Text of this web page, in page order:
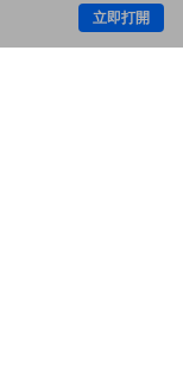
立即打開